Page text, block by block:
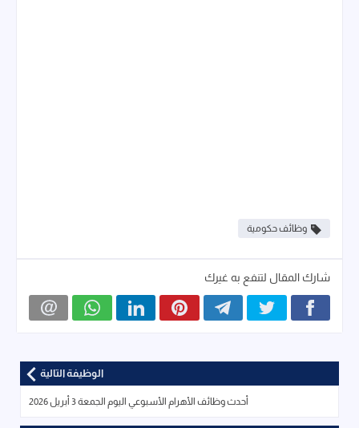
وظائف حكومية
شارك المقال لتنفع به غيرك
الوظيفة التالية
أحدث وظائف الأهرام الأسبوعي اليوم الجمعة 3 أبريل 2026